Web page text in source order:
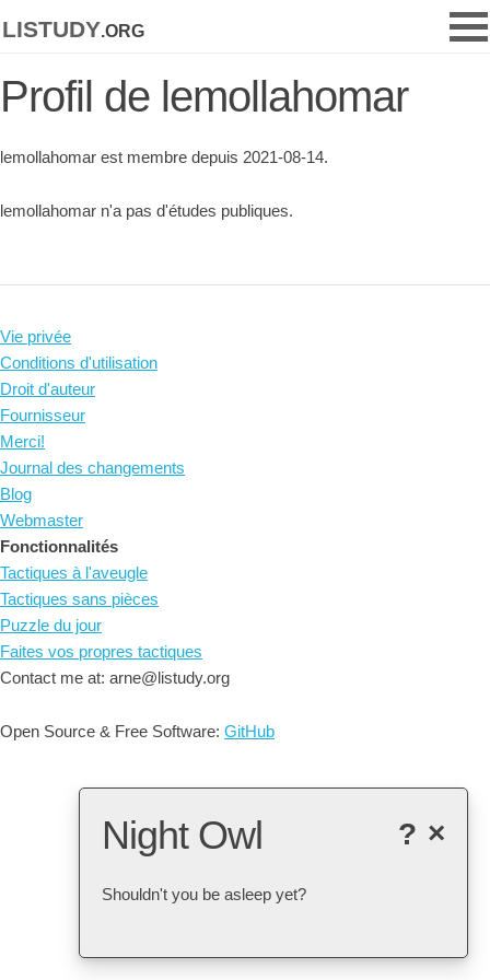
listudy.org
Profil de lemollahomar
lemollahomar est membre depuis 2021-08-14.
lemollahomar n'a pas d'études publiques.
Vie privée
Conditions d'utilisation
Droit d'auteur
Fournisseur
Merci!
Journal des changements
Blog
Webmaster
Fonctionnalités
Tactiques à l'aveugle
Tactiques sans pièces
Puzzle du jour
Faites vos propres tactiques
Contact me at: arne@listudy.org
Open Source & Free Software: GitHub
×
?
Night Owl
Shouldn't you be asleep yet?